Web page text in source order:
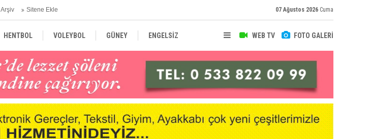
Arşiv Sitene Ekle 07 Ağustos 2026 Cuma
WEB TV FOTO GALERİ
HENTBOL VOLEYBOL GÜNEY ENGELSİZ
DÜNYA